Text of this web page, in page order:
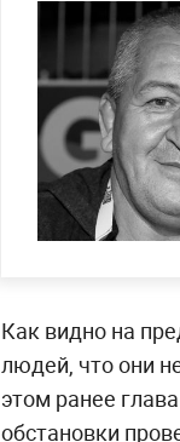
Как видно на
людей, что они
этом ранее
обстановки